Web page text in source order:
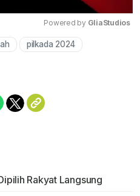
Powered by GliaStudios
pilkada 2024
Rakyat Langsung